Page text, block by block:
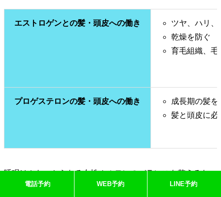
エストロゲンとの髪・頭皮への働き
ツヤ、ハリ
乾燥を防ぐ
育毛組織、毛
プロゲステロンの髪・頭皮への働き
成長期の髪
髪と頭皮に必
睡眠はふたつからなる女性ホルモンのバランスを整えるた
電話予約 WEB予約 LINE予約